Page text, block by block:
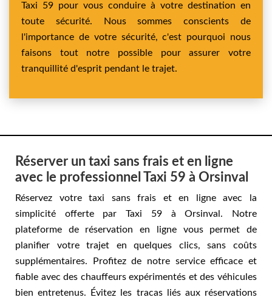
Taxi 59 pour vous conduire à votre destination en
toute sécurité. Nous sommes conscients de
l'importance de votre sécurité, c'est pourquoi nous
faisons tout notre possible pour assurer votre
tranquillité d'esprit pendant le trajet.
Réserver un taxi sans frais et en ligne
avec le professionnel Taxi 59 à Orsinval
Réservez votre taxi sans frais et en ligne avec la
simplicité offerte par Taxi 59 à Orsinval. Notre
plateforme de réservation en ligne vous permet de
planifier votre trajet en quelques clics, sans coûts
supplémentaires. Profitez de notre service efficace et
fiable avec des chauffeurs expérimentés et des véhicules
bien entretenus. Évitez les tracas liés aux réservations